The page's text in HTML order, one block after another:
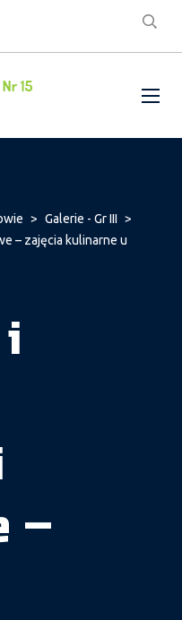
> Galerie - Gr III >
– zajęcia kulinarne u
–